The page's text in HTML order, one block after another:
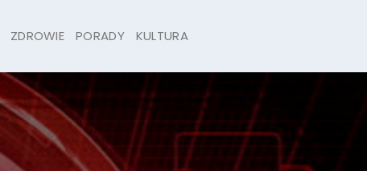
ZDROWIE PORADY KULTURA